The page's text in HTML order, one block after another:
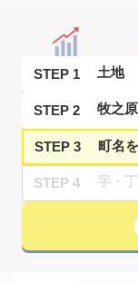
STEP 1
STEP 2
STEP 3
STEP 4